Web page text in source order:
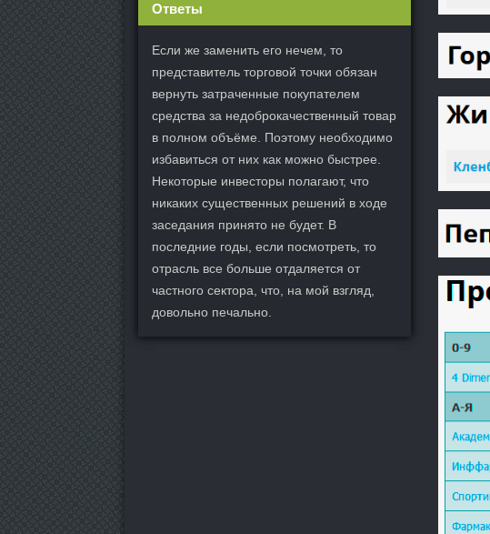
Ответы
Если же заменить его нечем, то
представитель торговой точки обязан
вернуть затраченные покупателем
средства за недоброкачественный товар
в полном объёме. Поэтому необходимо
избавиться от них как можно быстрее.
Некоторые инвесторы полагают, что
никаких существенных решений в ходе
заседания принято не будет. В
последние годы, если посмотреть, то
отрасль все больше отдаляется от
частного сектора, что, на мой взгляд,
довольно печально.